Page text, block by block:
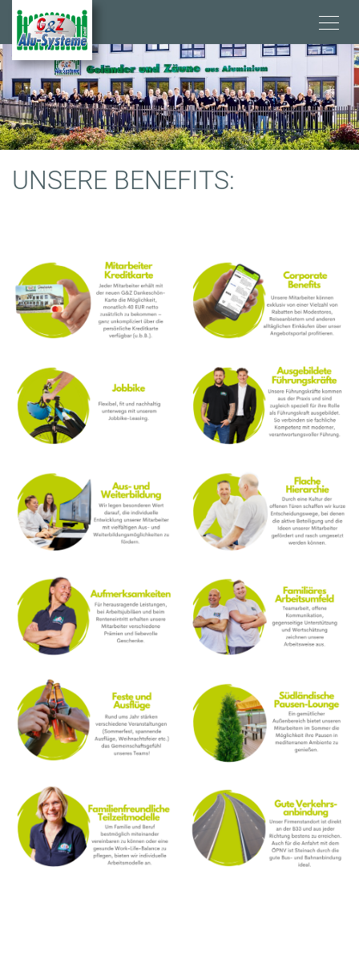
Direkt
Inhalt
K
R
UNSERE BENEFITS: